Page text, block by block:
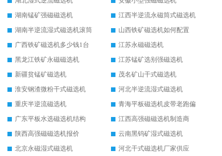
湖南锰矿强磁磁选机
江西半逆流永磁筒式磁选机
湖南半逆流湿式磁选机滚筒
山西铁矿磁选机如何配置
广西铁矿磁选机多少钱1台
江苏永磁磁选机
黑龙江铁矿永磁磁选机
江苏锰矿选别强磁选机
新疆贫锰矿磁选机
茂名矿山干式磁选机
淮安钢渣微粉干式磁选机
河北半逆流湿式磁选机
重庆半逆流磁选机
青海平板磁选机皮带老跑偏
广东平板水选磁选机结构
江西高强磁磁选机制造商
陕西高强磁磁选机报价
云南黑钨矿湿式磁选机
北京永磁湿式磁选机
河北干式磁选机厂家供应